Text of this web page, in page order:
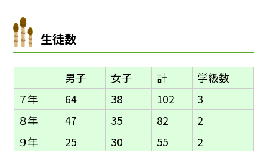
生徒数
男子 女子 計
学級数
７年
64 38 102
3
８年
47 35 82
2
９年
25 30 55
2